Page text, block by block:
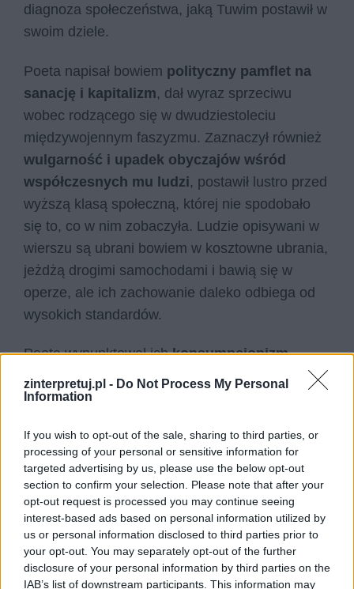
zinterpretuj.pl - Do Not Process My Personal
Information
If you wish to opt-out of the sale, sharing to third parties, or
processing of your personal or sensitive information for
targeted advertising by us, please use the below opt-out
section to confirm your selection. Please note that after your
opt-out request is processed you may continue seeing
interest-based ads based on personal information utilized by
us or personal information disclosed to third parties prior to
your opt-out. You may separately opt-out of the further
disclosure of your personal information by third parties on the
IAB’s list of downstream participants. This information may
diagnoza społeczeństwa, jaką Tuwim postawił w
swoim dziele.
Poeta napisał bowiem polityczny pamflet na
sanację i kapitalizm, dał wyraz sprzeciwu
wobec rodzącego się w dwudziestoleciu
międzywojennym faszyzmu. Zaznaczył również
wulgarność i upadek obyczajów wśród
współczesnych mu ludzi, postawił lustro przed
wyższą klasą społeczną, której nie spodobało
się to, co w nim zobaczyła. Ludzie opisywani w
wierszu są ubrani bowiem w kosztowne ubrania,
jeżdżą drogimi samochodami i bawią się w
operze, ale ich zachowanie daleko odbiega od
wysokich standardów.
Poeta wypunktował ichkonsumpcjonizm,
przywiązanie do rzeczy materialnych i pieniędzy.
Uczestnicy balu opisani są jako anonimowy
indywidualnych charakterów. na ich tle
wyróżniają się tak zwani tajniacy – szpiedzy,
który cały czas są na posterunku i kontrolują, co
się dzieje w operze. Jest to komentarz do
sytuacji politycznej, jaka panowała w kraju w
trakcie dwudziestolecia międzywojennego.
Pojawia się także krytyka zawodu dziennikarza-